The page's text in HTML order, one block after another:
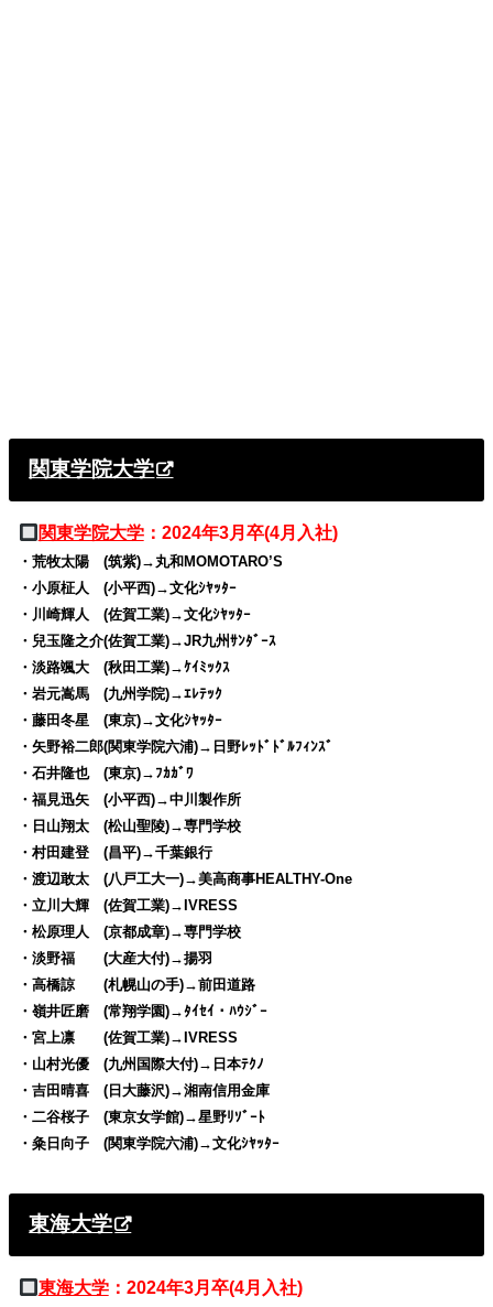
関東学院大学
関東学院大学：2024年3月卒(4月入社)
・荒牧太陽 (筑紫)→丸和MOMOTARO’S
・小原柾人 (小平西)→文化ｼﾔｯﾀｰ
・川崎輝人 (佐賀工業)→文化ｼﾔｯﾀｰ
・兒玉隆之介(佐賀工業)→JR九州ｻﾝﾀﾞｰｽ
・淡路颯大 (秋田工業)→ｹｲﾐｯｸｽ
・岩元嵩馬 (九州学院)→ｴﾚﾃｯｸ
・藤田冬星 (東京)→文化ｼﾔｯﾀｰ
・矢野裕二郎(関東学院六浦)→日野ﾚｯﾄﾞﾄﾞﾙﾌｨﾝｽﾞ
・石井隆也 (東京)→ﾌｶｶﾞﾜ
・福見迅矢 (小平西)→中川製作所
・日山翔太 (松山聖陵)→専門学校
・村田建登 (昌平)→千葉銀行
・渡辺敢太 (八戸工大一)→美高商事HEALTHY-One
・立川大輝 (佐賀工業)→IVRESS
・松原理人 (京都成章)→専門学校
・淡野福 (大産大付)→揚羽
・高橋諒 (札幌山の手)→前田道路
・嶺井匠磨 (常翔学園)→ﾀｲｾｲ・ﾊｳｼﾞｰ
・宮上凛 (佐賀工業)→IVRESS
・山村光優 (九州国際大付)→日本ﾃｸﾉ
・吉田晴喜 (日大藤沢)→湘南信用金庫
・二谷桜子 (東京女学館)→星野ﾘｿﾞｰﾄ
・粂日向子 (関東学院六浦)→文化ｼﾔｯﾀｰ
東海大学
東海大学：2024年3月卒(4月入社)